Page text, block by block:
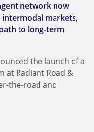
network now
markets,
to long-term
the launch of a
at Radiant Road &
the-road and